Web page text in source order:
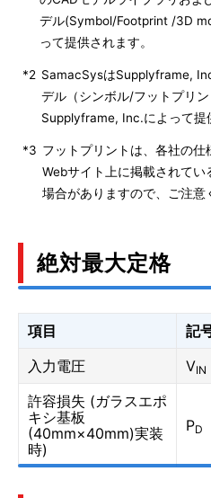
デル(Symbol/Footprint /3D
って提供されます。
*2 SamacSysはSupplyframe,
デル（シンボル/フットプリ
Supplyframe, Inc.によって提
*3 フットプリントは、各社の
Webサイト上に掲載されて
場合がありますので、ご注意
絶対最大定格
項目 記
入力電圧
VIN
許容損失 (ガラスエポ
キシ基板
(40mm×40mm)実装
時)
PD